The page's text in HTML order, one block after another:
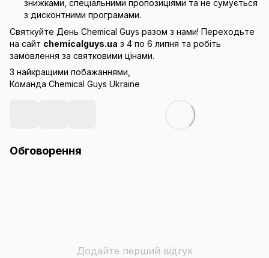
знижками, спеціальними пропозиціями та не сумується
з дисконтними програмами.
Святкуйте День Chemical Guys разом з нами! Переходьте
на сайт chemicalguys.ua з 4 по 6 липня та робіть
замовлення за святковими цінами.
З найкращими побажаннями,
Команда Chemical Guys Ukraine
Обговорення
Додайте перший відгук